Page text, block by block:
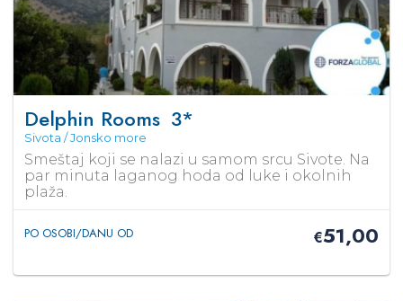
Delphin Rooms 3*
Sivota / Jonsko more
Smeštaj koji se nalazi u samom srcu Sivote. Na
par minuta laganog hoda od luke i okolnih
plaža.
PO OSOBI/DANU OD €51,00